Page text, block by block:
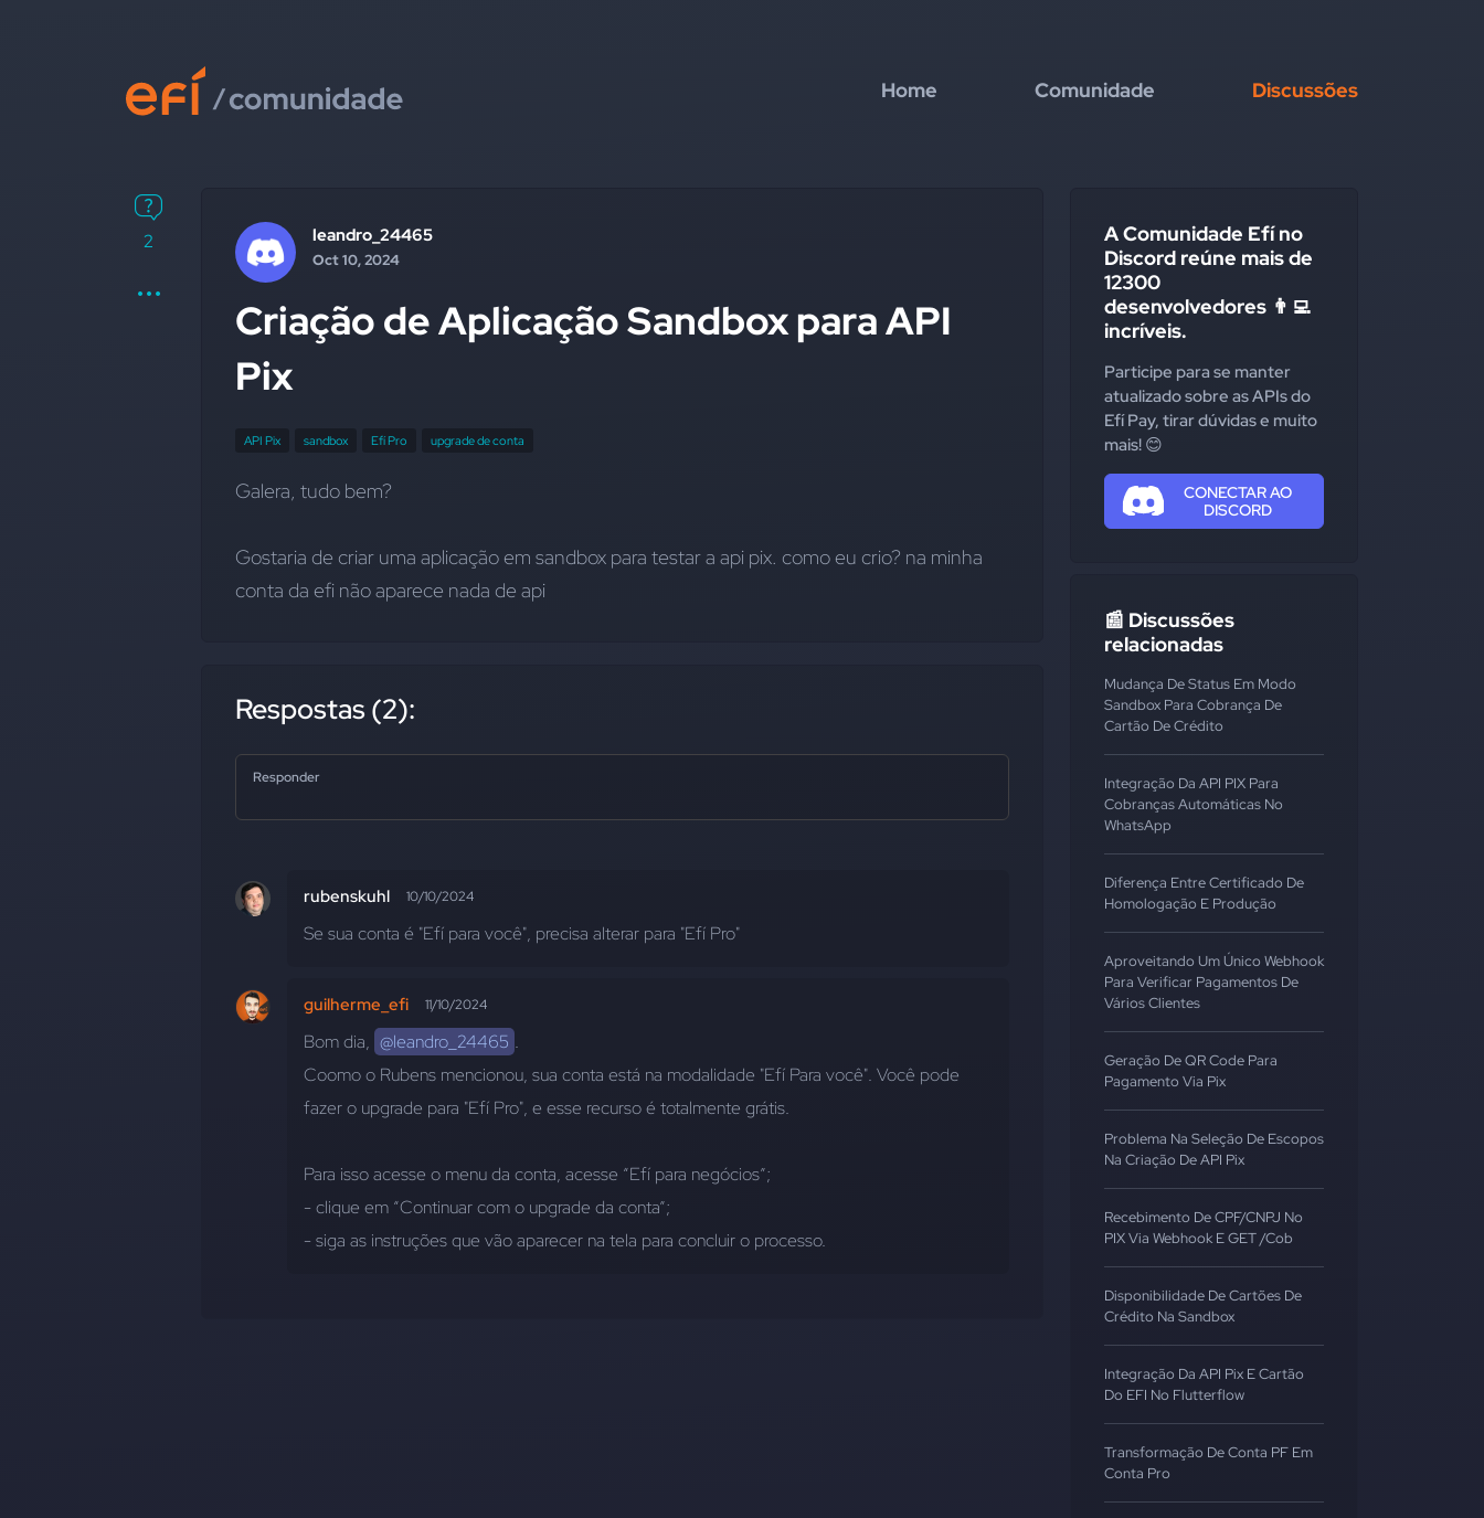
Home Comunidade Discussões
2 leandro_24465
Oct 10, 2024
Criação de Aplicação Sandbox para API
Pix
API Pix sandbox Efí Pro upgrade de conta
Galera, tudo bem?
Gostaria de criar uma aplicação em sandbox para testar a api pix. como eu crio? na minha
conta da efi não aparece nada de api
Respostas (2):
Responder
rubenskuhl 10/10/2024
Se sua conta é "Efí para você", precisa alterar para "Efí Pro"
guilherme_efi 11/10/2024
Bom dia, @leandro_24465 .
Coomo o Rubens mencionou, sua conta está na modalidade "Efí Para você". Você pode
fazer o upgrade para "Efí Pro", e esse recurso é totalmente grátis.
Para isso acesse o menu da conta, acesse “Efí para negócios”;
- clique em “Continuar com o upgrade da conta”;
- siga as instruções que vão aparecer na tela para concluir o processo.
A Comunidade Efí no
Discord reúne mais de
12300
desenvolvedores 👨‍💻
incríveis.
Participe para se manter
atualizado sobre as APIs do
Efí Pay, tirar dúvidas e muito
mais! 😊
CONECTAR AO
DISCORD
📰 Discussões
relacionadas
Mudança De Status Em Modo
Sandbox Para Cobrança De
Cartão De Crédito
Integração Da API PIX Para
Cobranças Automáticas No
WhatsApp
Diferença Entre Certificado De
Homologação E Produção
Aproveitando Um Único Webhook
Para Verificar Pagamentos De
Vários Clientes
Geração De QR Code Para
Pagamento Via Pix
Problema Na Seleção De Escopos
Na Criação De API Pix
Recebimento De CPF/CNPJ No
PIX Via Webhook E GET /cob
Disponibilidade De Cartões De
Crédito Na Sandbox
Integração Da API Pix E Cartão
Do EFI No Flutterflow
Transformação De Conta PF Em
Conta Pro